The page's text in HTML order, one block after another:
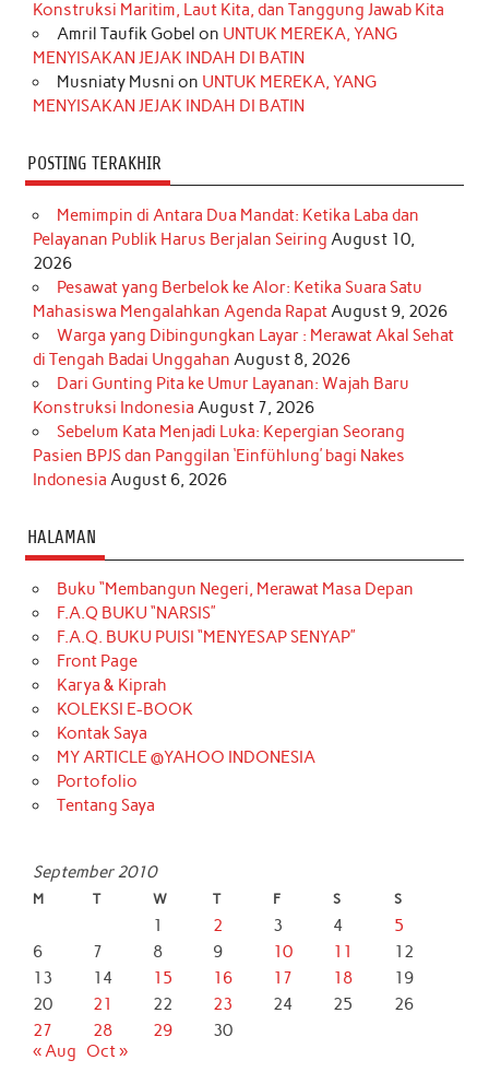
k
a
m
s
t
n
Konstruksi Maritim, Laut Kita, dan Tanggung Jawab Kita
Amril Taufik Gobel on UNTUK MEREKA, YANG
MENYISAKAN JEJAK INDAH DI BATIN
Musniaty Musni on UNTUK MEREKA, YANG
MENYISAKAN JEJAK INDAH DI BATIN
POSTING TERAKHIR
Memimpin di Antara Dua Mandat: Ketika Laba dan
Pelayanan Publik Harus Berjalan Seiring August 10,
2026
Pesawat yang Berbelok ke Alor: Ketika Suara Satu
Mahasiswa Mengalahkan Agenda RapatAugust 9, 2026
Warga yang Dibingungkan Layar : Merawat Akal Sehat
di Tengah Badai Unggahan August 8, 2026
Dari Gunting Pita ke Umur Layanan: Wajah Baru
Konstruksi Indonesia August 7, 2026
Sebelum Kata Menjadi Luka: Kepergian Seorang
Pasien BPJS dan Panggilan ‘Einfühlung’ bagi Nakes
Indonesia August 6, 2026
HALAMAN
Buku “Membangun Negeri, Merawat Masa Depan
F.A.Q BUKU “NARSIS”
F.A.Q. BUKU PUISI “MENYESAP SENYAP”
Front Page
Karya & Kiprah
KOLEKSI E-BOOK
Kontak Saya
MY ARTICLE @YAHOO INDONESIA
Portofolio
Tentang Saya
September 2010
M T W T F S S
1 2 3 4
5
6
7 8 9 10 11
12
13
14 15 16 17 18
19
20
21 22 23 24 25
26
27
28 29
30
« Aug
Oct »